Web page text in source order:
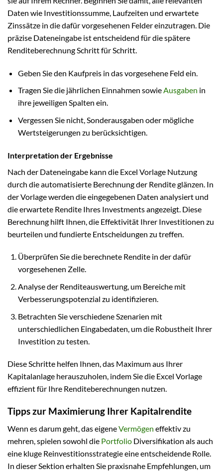
Daten wie Investitionssumme, Laufzeiten und erwartete
Zinssätze in die dafür vorgesehenen Felder einzutragen. Die
präzise Dateneingabe ist entscheidend für die spätere
Renditeberechnung Schritt für Schritt.
Geben Sie den Kaufpreis in das vorgesehene Feld ein.
Tragen Sie die jährlichen Einnahmen sowieAusgaben in
ihre jeweiligen Spalten ein.
Vergessen Sie nicht, Sonderausgaben oder mögliche
Wertsteigerungen zu berücksichtigen.
Interpretation der Ergebnisse
Nach der Dateneingabe kann die Excel Vorlage Nutzung
durch die automatisierte Berechnung der Rendite glänzen. In
der Vorlage werden die eingegebenen Daten analysiert und
die erwartete Rendite Ihres Investments angezeigt. Diese
Berechnung hilft Ihnen, die Effektivität Ihrer Investitionen zu
beurteilen und fundierte Entscheidungen zu treffen.
Überprüfen Sie die berechnete Rendite in der dafür
vorgesehenen Zelle.
Analyse der Renditeauswertung, um Bereiche mit
Verbesserungspotenzial zu identifizieren.
Betrachten Sie verschiedene Szenarien mit
unterschiedlichen Eingabedaten, um die Robustheit Ihrer
Investition zu testen.
Diese Schritte helfen Ihnen, das Maximum aus Ihrer
Kapitalanlage herauszuholen, indem Sie die Excel Vorlage
effizient für Ihre Renditeberechnungen nutzen.
Tipps zur Maximierung Ihrer Kapitalrendite
Wenn es darum geht, das eigeneVermögen effektiv zu
mehren, spielen sowohl die Portfolio Diversifikation als auch
eine kluge Reinvestitionsstrategie eine entscheidende Rolle.
In dieser Sektion erhalten Sie praxisnahe Empfehlungen, um